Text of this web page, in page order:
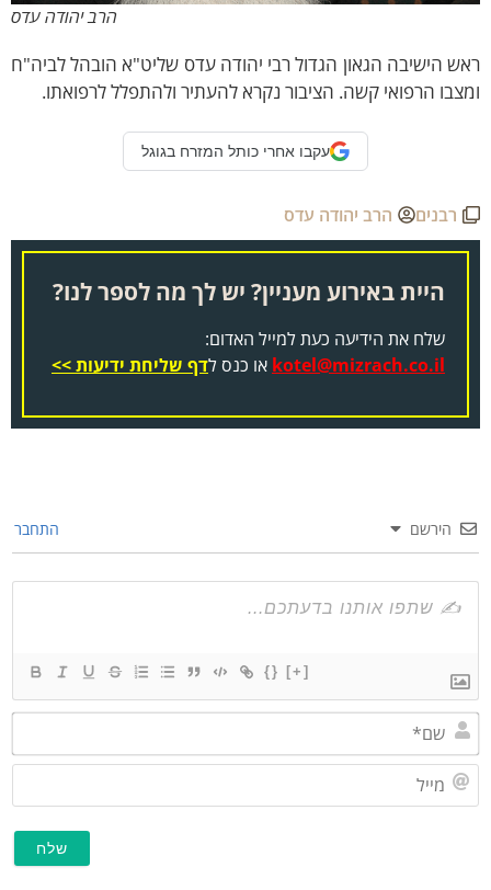
הרב יהודה עדס
הישיבה הגאון הגדול רבי יהודה עדס שליט"א הובהל לביה"ח
הרפואי קשה. הציבור נקרא להעתיר ולהתפלל לרפואתו.
עקבו אחרי כותל המזרח בגוגל
רבנים הרב יהודה עדס
היית באירוע מעניין? יש לך מה לספר לנו?
שלח את הידיעה כעת למייל האדום:
kotel@mizrach.co.ilאו כנס לדף שליחת ידיעות >>
הירשם התחבר
{}